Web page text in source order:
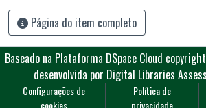
Página do item completo
Baseado na Plataforma DSpace Cloud
desenvolvida por Digital Libraries
Configurações de
cookies
Política de
privacidade